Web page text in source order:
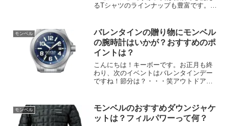
るTシャツのラインナップも豊富です。そ
ツもあります。今回はモンベル2020春夏
の親子コーデが...
モンベル
バレンタインの贈り物にモンベル
の腕時計はいかが？おすすめのポ
イントは？
こんにちは！キーボーです。お正月も終
わり、次のイベントはバレンタインデー
ですね！節分は？・・・笑アウトドアを
すね。カシオをはじめ、様々なブランド
からアウトドアウオッチが出...
モンベル
モンベルのおすすめダウンジャケ
ットは？フィルパワーって何？